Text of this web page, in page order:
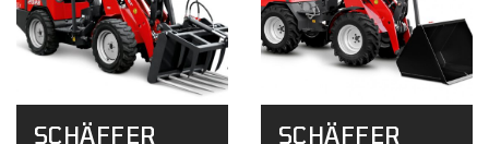
SCHÄFFER
SCHÄFFER